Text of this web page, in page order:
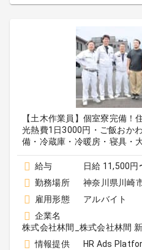
【土木作業員】個室寮完備！
光熱費1日3000円・ご飯おか
備・冷蔵庫・冷暖房・寝具・
給与
日給 11,500円
勤務場所
神奈川県川崎
雇用形態
アルバイト
企業名
株式会社林間_株式会社林間
情報提供
HR Ads